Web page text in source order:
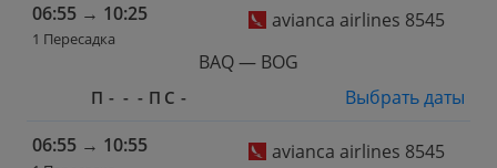
06:55 → 10:25
1 Пересадка
avianca airlines 8545
BAQ — BOG
П - - - П С -
Выбрать даты
06:55 → 10:55
avianca airlines 8545